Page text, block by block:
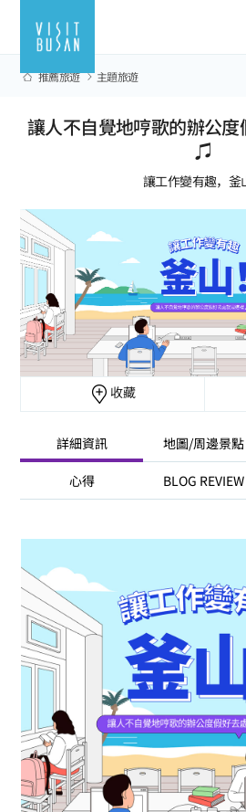
推薦旅遊 主題旅遊
讓人不自覺地哼歌的辦公
♫
讓工作變有趣，釜
收藏
詳細資訊 地圖/周邊景點
心得 BLOG REVIEW